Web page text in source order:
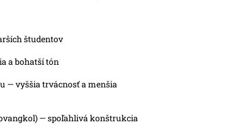
študentov
a bohatší tón
— vyššia trvácnosť a menšia
— spoľahlivá konštrukcia